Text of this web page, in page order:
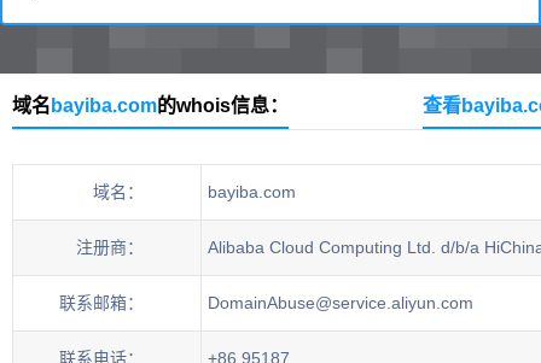
域名 bayiba.com的whois信息： 查看
域名： bayiba.com
注册商： Alibaba Cloud Computing Ltd. d/b/a
联系邮箱： DomainAbuse@service.aliyun.com
联系电话： +86.95187